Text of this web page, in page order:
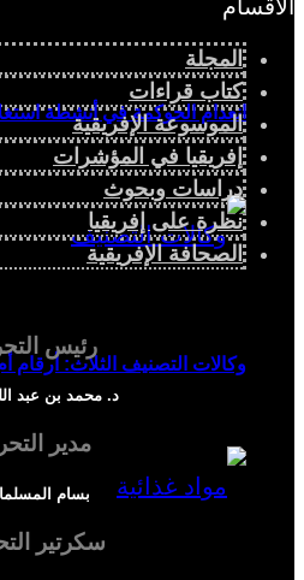
انعدام الحوكمة في أنشطة
وكالات التصنيف الثلاث: أرقام
الأقسام
المجلة
كتاب قراءات
الموسوعة الإفريقية
إفريقيا في المؤشرات
دراسات وبحوث
نظرة على إفريقيا
الصحافة الإفريقية
رئيس
د. محمد بن عبد
مدير
بسام
سكرتير